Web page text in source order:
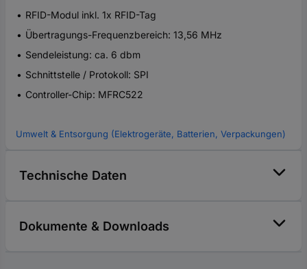
RFID-Modul inkl. 1x RFID-Tag
Übertragungs-Frequenzbereich: 13,56 MHz
Sendeleistung: ca. 6 dbm
Schnittstelle / Protokoll: SPI
Controller-Chip: MFRC522
Umwelt & Entsorgung (Elektrogeräte, Batterien, Verpackungen)
Technische Daten
Dokumente & Downloads